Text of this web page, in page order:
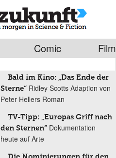
Comic Film
Bald im Kino: „Das Ende der
Sterne“ Ridley Scotts Adaption von
Peter Hellers Roman
TV-Tipp: „Europas Griff nach
den Sternen“ Dokumentation
heute auf Arte